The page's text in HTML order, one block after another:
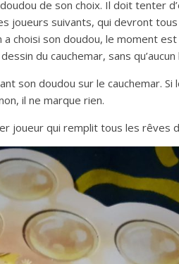
de son choix. Il doit tenter
joueurs suivants, qui devront
choisi son doudou, le moment est
du cauchemar, sans
son doudou sur le cauchemar.
il ne marque rien.
joueur qui remplit tous les rêves